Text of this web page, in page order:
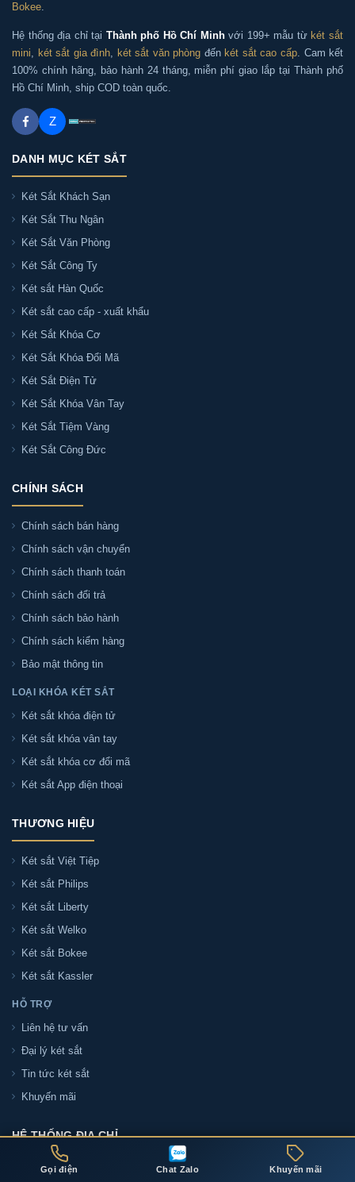
Gọi điện Chat Zalo Khuyến mãi
Bokee.
Hệ thống địa chỉ tại Thành phố Hồ Chí Minhvới 199+ mẫu từ két sắt
mini, két sắt gia đình, két sắt văn phòng đến két sắt cao cấp. Cam kết
100% chính hãng, bảo hành 24 tháng, miễn phí giao lắp tại Thành phố
Hồ Chí Minh, ship COD toàn quốc.
Z
DANH MỤC KÉT SẮT
Két Sắt Khách Sạn
Két Sắt Thu Ngân
Két Sắt Văn Phòng
Két Sắt Công Ty
Két sắt Hàn Quốc
Két sắt cao cấp - xuất khẩu
Két Sắt Khóa Cơ
Két Sắt Khóa Đổi Mã
Két Sắt Điện Tử
Két Sắt Khóa Vân Tay
Két Sắt Tiệm Vàng
Két Sắt Công Đức
CHÍNH SÁCH
Chính sách bán hàng
Chính sách vận chuyển
Chính sách thanh toán
Chính sách đổi trả
Chính sách bảo hành
Chính sách kiểm hàng
Bảo mật thông tin
LOẠI KHÓA KÉT SẮT
Két sắt khóa điện tử
Két sắt khóa vân tay
Két sắt khóa cơ đổi mã
Két sắt App điện thoại
THƯƠNG HIỆU
Két sắt Việt Tiệp
Két sắt Philips
Két sắt Liberty
Két sắt Welko
Két sắt Bokee
Két sắt Kassler
HỖ TRỢ
Liên hệ tư vấn
Đại lý két sắt
Tin tức két sắt
Khuyến mãi
HỆ THỐNG ĐỊA CHỈ
ĐỊA CHỈ THÀNH PHỐ HỒ CHÍ MINH